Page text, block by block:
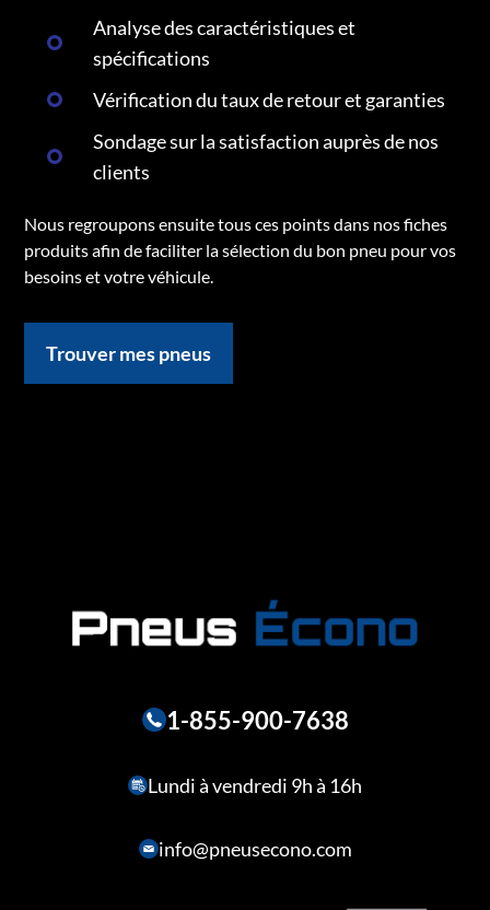
Analyse des caractéristiques et
spécifications
Vérification du taux de retour et garanties
Sondage sur la satisfaction auprès de nos
clients
Nous regroupons ensuite tous ces points dans nos fiches
produits afin de faciliter la sélection du bon pneu pour vos
besoins et votre véhicule.
Trouver mes pneus
1-855-900-7638
Lundi à vendredi 9h à 16h
info@pneusecono.com